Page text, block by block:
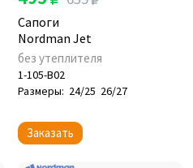
Сапоги
Nordman Jet
без утеплителя
1-105-B02
Размеры: 24/25 26/27
Заказать